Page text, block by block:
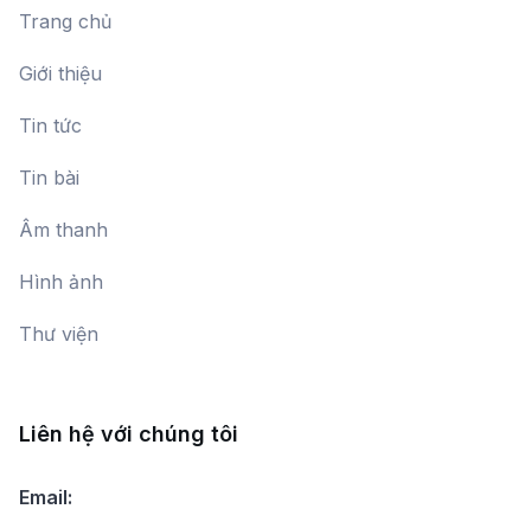
Trang chủ
Giới thiệu
Tin tức
Tin bài
Âm thanh
Hình ảnh
Thư viện
Liên hệ với chúng tôi
Email: